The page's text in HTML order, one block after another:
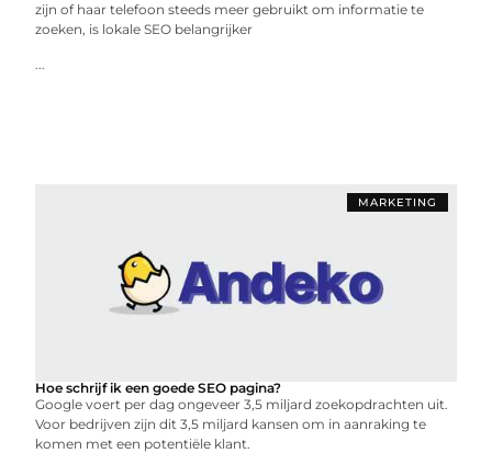
zijn of haar telefoon steeds meer gebruikt om informatie te
zoeken, is lokale SEO belangrijker
...
MARKETING
Hoe schrijf ik een goede SEO pagina?
Google voert per dag ongeveer 3,5 miljard zoekopdrachten uit.
Voor bedrijven zijn dit 3,5 miljard kansen om in aanraking te
komen met een potentiële klant.